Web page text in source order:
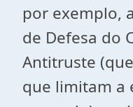
por exemplo,
de Defesa do
Antitruste
que limitam a